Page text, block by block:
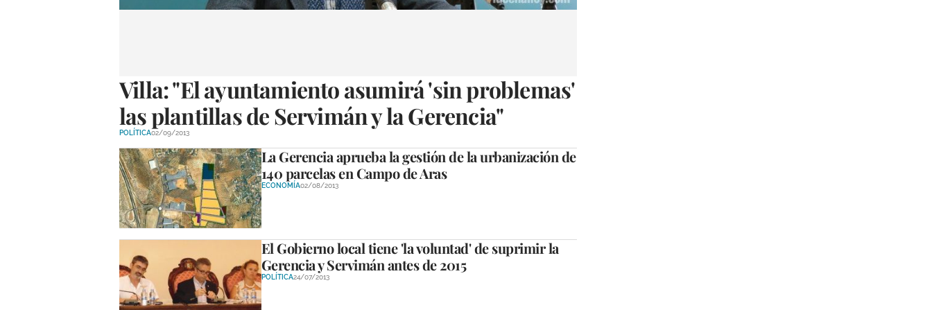
Villa: "El ayuntamiento asumirá 'sin problemas'
las plantillas de Servimán y la Gerencia"
POLÍTICA02/09/2013
La Gerencia aprueba la gestión de la urbanización de
140 parcelas en Campo de Aras
ECONOMÍA02/08/2013
El Gobierno local tiene 'la voluntad' de suprimir la
Gerencia y Servimán antes de 2015
POLÍTICA24/07/2013